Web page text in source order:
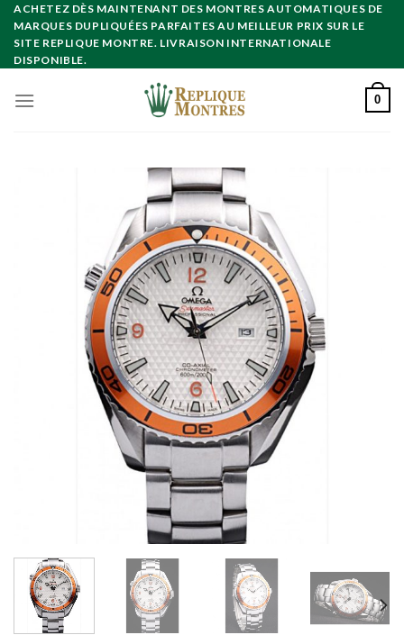
Skip
content
ACHETEZ DÈS MAINTENANT DES MONTRES AUTOMATIQUES DE
MARQUES DUPLIQUÉES PARFAITES AU MEILLEUR PRIX SUR LE
SITE REPLIQUE MONTRE. LIVRAISON INTERNATIONALE
DISPONIBLE.
0